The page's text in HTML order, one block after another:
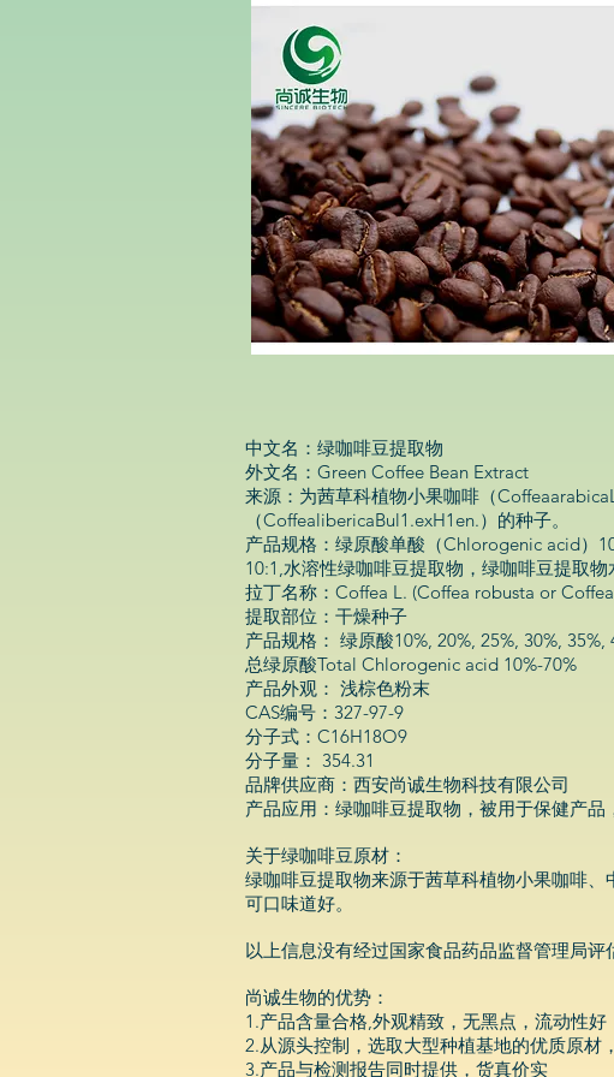
中文名：绿咖啡豆提取物
外文名：Green Coffee Bean Extract
来源：为茜草科植物小果咖啡（
（CoffealibericaBul1.exH1en.）的种子。
产品规格：绿原酸单酸（Chlorogenic acid）
10:1,水溶性绿咖啡豆提取物，绿咖啡豆提取物
拉丁名称：Coffea L. (Coffea robusta or
提取部位：干燥种子
产品规格： 绿原酸10%, 20%, 25%, 30%, 35%,
总绿原酸Total Chlorogenic acid 10%-70%
产品外观： 浅棕色粉末
CAS编号：327-97-9
分子式：C16H18O9
分子量： 354.31
品牌供应商：西安尚诚生物科技有限公司
产品应用：绿咖啡豆提取物，被用于保健产
关于绿咖啡豆原材：
绿咖啡豆提取物来源于茜草科植物小果咖啡
可口味道好。
以上信息没有经过国家食品药品监督管理局评
尚诚生物的优势：
1.产品含量合格,外观精致，无黑点，流动性好
2.从源头控制，选取大型种植基地的优质原材
3.产品与检测报告同时提供，货真价实